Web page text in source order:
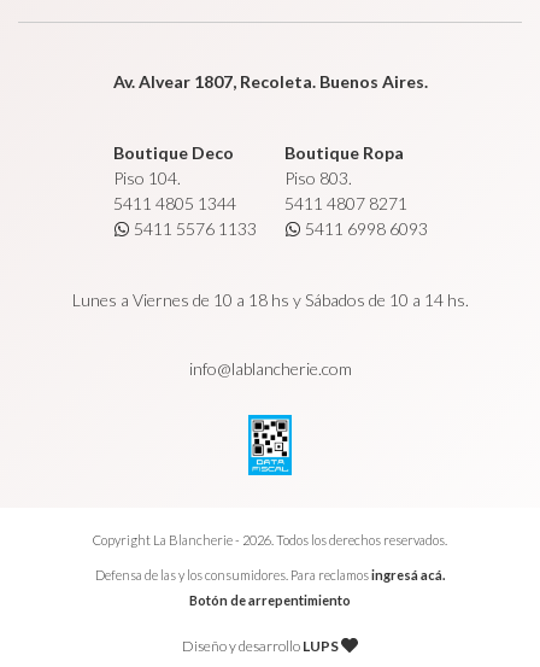
Av. Alvear 1807, Recoleta. Buenos Aires.
Boutique Deco
Piso 104.
5411 4805 1344
5411 5576 1133
Boutique Ropa
Piso 803.
5411 4807 8271
5411 6998 6093
Lunes a Viernes de 10 a 18 hs y Sábados de 10 a 14 hs.
info@lablancherie.com
Copyright La Blancherie - 2026. Todos los derechos reservados.
Defensa de las y los consumidores. Para reclamosingresá acá.
Botón de arrepentimiento
Diseño y desarrollo LUPS